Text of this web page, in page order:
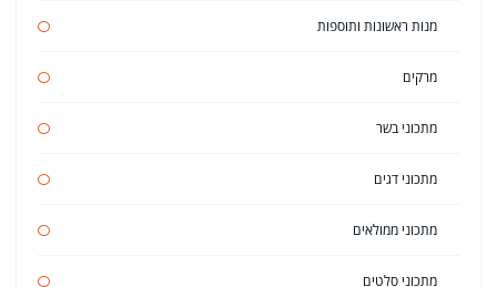
מנות ראשונות ותוספות
מרקים
מתכוני בשר
מתכוני דגים
מתכוני ממולאים
מתכוני סלטים